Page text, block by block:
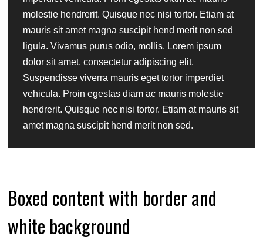
molestie hendrerit. Quisque nec nisi tortor. Etiam at
mauris sit amet magna suscipit hend merit non sed
ligula. Vivamus purus odio, mollis. Lorem ipsum
dolor sit amet, consectetur adipiscing elit.
Suspendisse viverra mauris eget tortor imperdiet
vehicula. Proin egestas diam ac mauris molestie
hendrerit. Quisque nec nisi tortor. Etiam at mauris sit
amet magna suscipit hend merit non sed.
Boxed content with border and
white background